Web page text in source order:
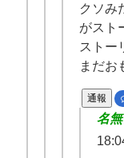
クソみ
がスト
ストー
まだお
通報
名